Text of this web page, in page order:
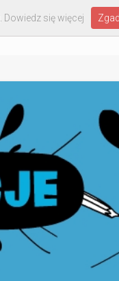
Dowiedz się więcej